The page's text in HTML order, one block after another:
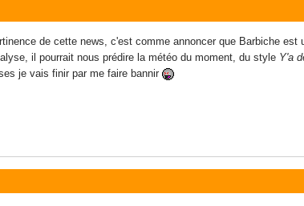
de cette news, c'est comme annoncer que Barbiche
il pourrait nous prédire la météo du moment, du style Y'a
je vais finir par me faire bannir